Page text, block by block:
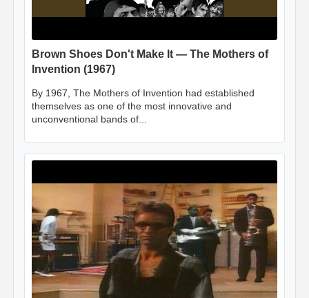
Brown Shoes Don't Make It — The Mothers of
Invention (1967)
By 1967, The Mothers of Invention had established
themselves as one of the most innovative and
unconventional bands of...